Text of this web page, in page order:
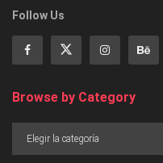
Follow Us
Browse by Category